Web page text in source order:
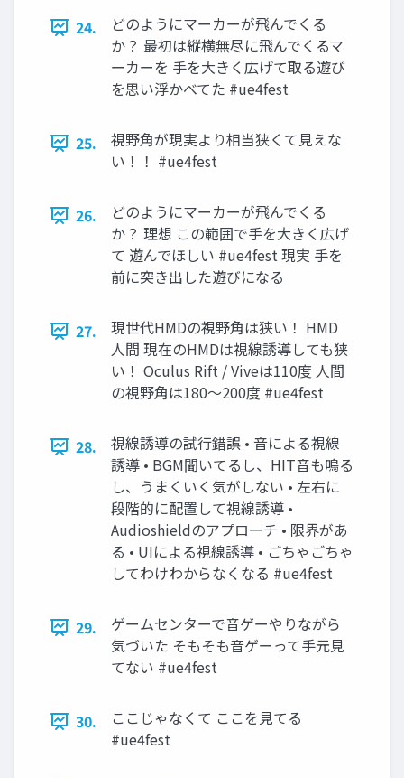
24.
どのようにマーカーが飛んでくる
か？ 最初は縦横無尽に飛んでくるマ
ーカーを 手を大きく広げて取る遊び
を思い浮かべてた #ue4fest
25.
視野角が現実より相当狭くて見えな
い！！ #ue4fest
26.
どのようにマーカーが飛んでくる
か？ 理想 この範囲で手を大きく広げ
て 遊んでほしい #ue4fest 現実 手を
前に突き出した遊びになる
27.
現世代HMDの視野角は狭い！ HMD
人間 現在のHMDは視線誘導しても狭
い！ Oculus Rift / Viveは110度 人間
の視野角は180～200度 #ue4fest
28.
視線誘導の試行錯誤 • 音による視線
誘導 • BGM聞いてるし、HIT音も鳴る
し、うまくいく気がしない • 左右に
段階的に配置して視線誘導 •
Audioshieldのアプローチ • 限界があ
る • UIによる視線誘導 • ごちゃごちゃ
してわけわからなくなる #ue4fest
29.
ゲームセンターで音ゲーやりながら
気づいた そもそも音ゲーって手元見
てない #ue4fest
30.
ここじゃなくて ここを見てる
#ue4fest